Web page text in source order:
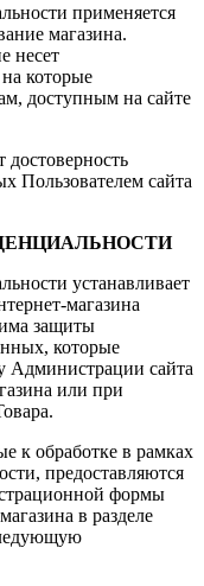
применяется
магазина.
несет
которые
доступным на сайте
достоверность
Пользователем сайта
устанавливает
магазина
защиты
которые
Администрации сайта
или при
к обработке в рамках
предоставляются
формы
в разделе